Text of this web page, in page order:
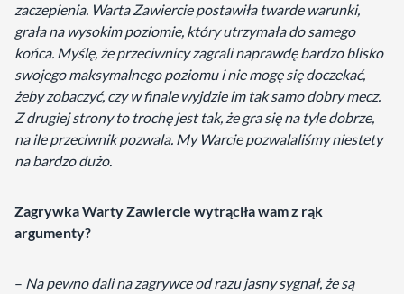
zaczepienia. Warta Zawiercie postawiła twarde warunki,
grała na wysokim poziomie, który utrzymała do samego
końca. Myślę, że przeciwnicy zagrali naprawdę bardzo blisko
swojego maksymalnego poziomu i nie mogę się doczekać,
żeby zobaczyć, czy w finale wyjdzie im tak samo dobry mecz.
Z drugiej strony to trochę jest tak, że gra się na tyle dobrze,
na ile przeciwnik pozwala. My Warcie pozwalaliśmy niestety
na bardzo dużo.
Zagrywka Warty Zawiercie wytrąciła wam z rąk
argumenty?
– Na pewno dali na zagrywce od razu jasny sygnał, że są